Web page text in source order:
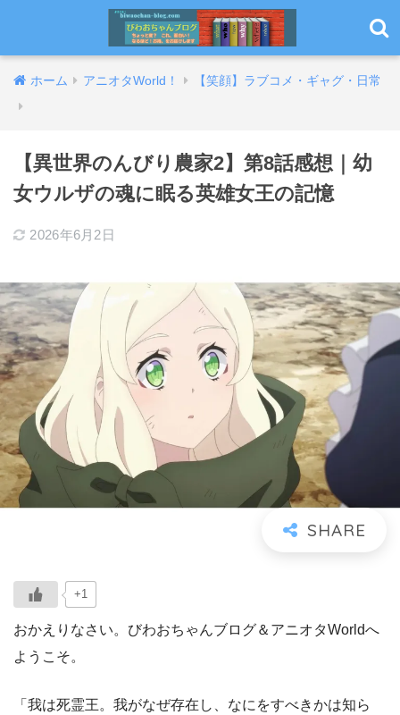
ホーム アニオタWorld！ 【笑顔】ラブコメ・ギャグ・日常
【異世界のんびり農家2】第8話感想｜幼
女ウルザの魂に眠る英雄女王の記憶
2026年6月2日
+1
おかえりなさい。びわおちゃんブログ＆アニオタWorldへ
ようこそ。
「我は死霊王。我がなぜ存在し、なにをすべきかは知ら